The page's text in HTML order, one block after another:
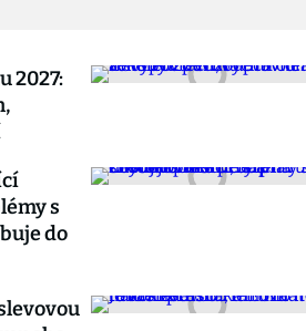
2027:
s
do